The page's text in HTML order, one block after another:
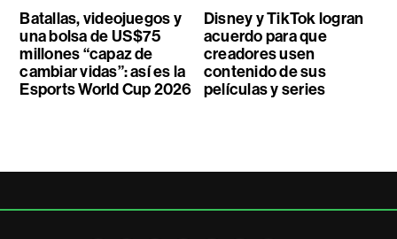
Batallas, videojuegos y
una bolsa de US$75
millones “capaz de
cambiar vidas”: así es la
Esports World Cup 2026
Disney y TikTok logran
acuerdo para que
creadores usen
contenido de sus
películas y series